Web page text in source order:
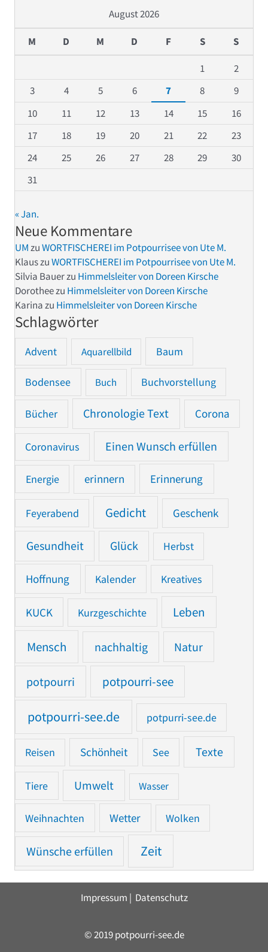
August 2026
M D M D F S S
1
2
3
4 5 6 7 8
9
10
11 12 13 14 15
16
17
18 19 20 21 22
23
24
25 26 27 28 29
30
31
« Jan.
Neue Kommentare
UMzuWORTFISCHEREI im Potpourrisee von Ute M.
KlauszuWORTFISCHEREI im Potpourrisee von Ute M.
Silvia Bauerzu Himmelsleiter von Doreen Kirsche
Dorotheezu Himmelsleiter von Doreen Kirsche
Karinazu Himmelsleiter von Doreen Kirsche
Schlagwörter
Advent Aquarellbild Baum
Bodensee Buch Buchvorstellung
Bücher Chronologie Text Corona
Coronavirus Einen Wunsch erfüllen
Energie erinnern Erinnerung
Feyerabend Gedicht Geschenk
Gesundheit Glück Herbst
Hoffnung Kalender Kreatives
KUCK Kurzgeschichte Leben
Mensch nachhaltig Natur
potpourri potpourri-see
potpourri-see.de potpurri-see.de
Reisen Schönheit See Texte
Tiere Umwelt Wasser
Weihnachten Wetter Wolken
Wünsche erfüllen Zeit
Impressum | Datenschutz
© 2019 potpourri-see.de